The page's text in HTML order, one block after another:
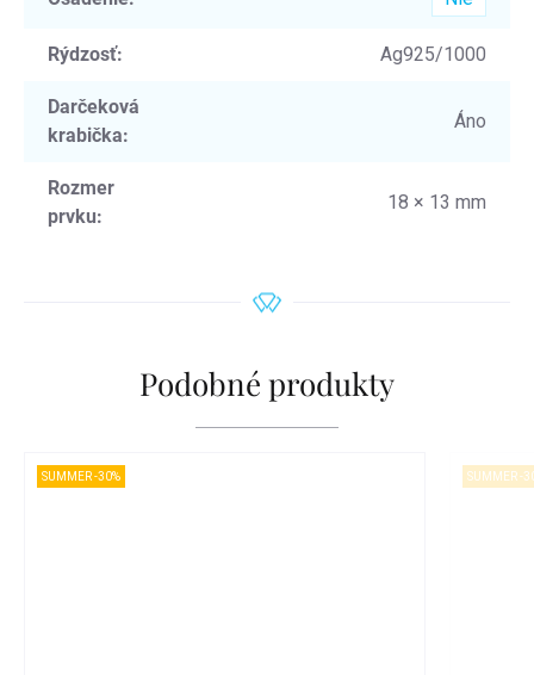
Rýdzosť: Ag925/1000
Darčeková
krabička:
Áno
Rozmer
prvku:
18 × 13 mm
Podobné produkty
SUMMER -30% SUMMER -